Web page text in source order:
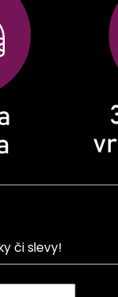
či slevy!